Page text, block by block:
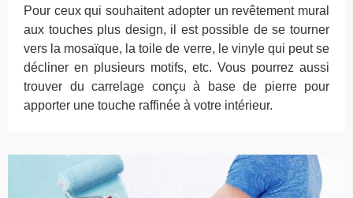
Pour ceux qui souhaitent adopter un revêtement mural
aux touches plus design, il est possible de se tourner
vers la mosaïque, la toile de verre, le vinyle qui peut se
décliner en plusieurs motifs, etc. Vous pourrez aussi
trouver du carrelage conçu à base de pierre pour
apporter une touche raffinée à votre intérieur.